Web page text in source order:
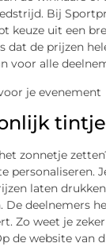
Bij
keuze uit een
dat de prijzen
voor alle
tintje
zonnetje
personaliseren.
laten
deelnemers
Zo weet je
de website van